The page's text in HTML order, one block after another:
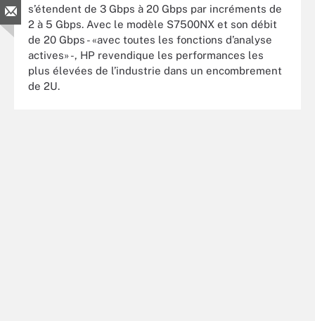
s’étendent de 3 Gbps à 20 Gbps par incréments de
2 à 5 Gbps. Avec le modèle S7500NX et son débit
de 20 Gbps - «avec toutes les fonctions d’analyse
actives» -, HP revendique les performances les
plus élevées de l’industrie dans un encombrement
de 2U.